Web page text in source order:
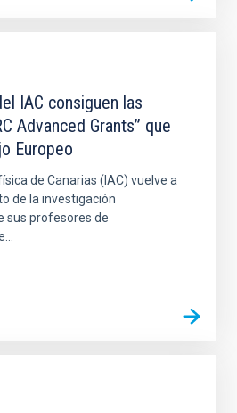
IAC consiguen las
Advanced Grants” que
Europeo
de Canarias (IAC) vuelve a
de la investigación
sus profesores de